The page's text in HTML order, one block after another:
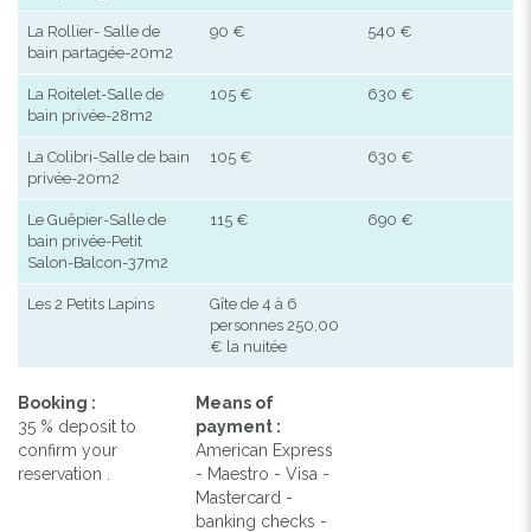
La Rollier- Salle de
bain partagée-20m2
90 € 540 €
La Roitelet-Salle de
bain privée-28m2
105 € 630 €
La Colibri-Salle de bain
privée-20m2
105 € 630 €
Le Guêpier-Salle de
bain privée-Petit
Salon-Balcon-37m2
115 € 690 €
Les 2 Petits Lapins
Gîte de 4 à 6
personnes 250,00
€ la nuitée
Booking :
35 % deposit to
confirm your
reservation .
Means of
payment :
American Express
- Maestro - Visa -
Mastercard -
banking checks -